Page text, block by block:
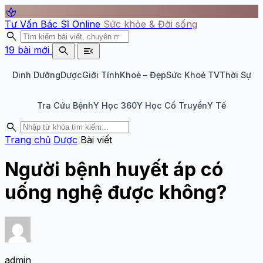
spa
Tư Vấn Bác Sĩ Online Sức khỏe & Đời sống
search
19 bài mới search menu_open
Dinh DưỡngDượcGiới TínhKhoẻ – ĐẹpSức Khoẻ TVThời Sự
Tra Cứu BệnhY Học 360Y Học Cổ TruyềnY Tế
search
Trang chủ Dược Bài viết
Người bệnh huyết áp có
uống nghệ được không?
admin